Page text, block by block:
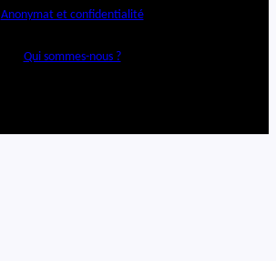
Anonymat et confidentialité
Qui sommes-nous ?